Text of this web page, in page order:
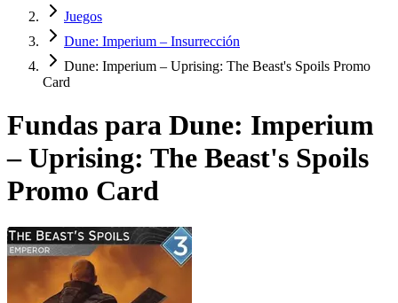
Juegos
Dune: Imperium – Insurrección
Dune: Imperium – Uprising: The Beast's Spoils Promo
Card
Fundas para Dune: Imperium
– Uprising: The Beast's Spoils
Promo Card